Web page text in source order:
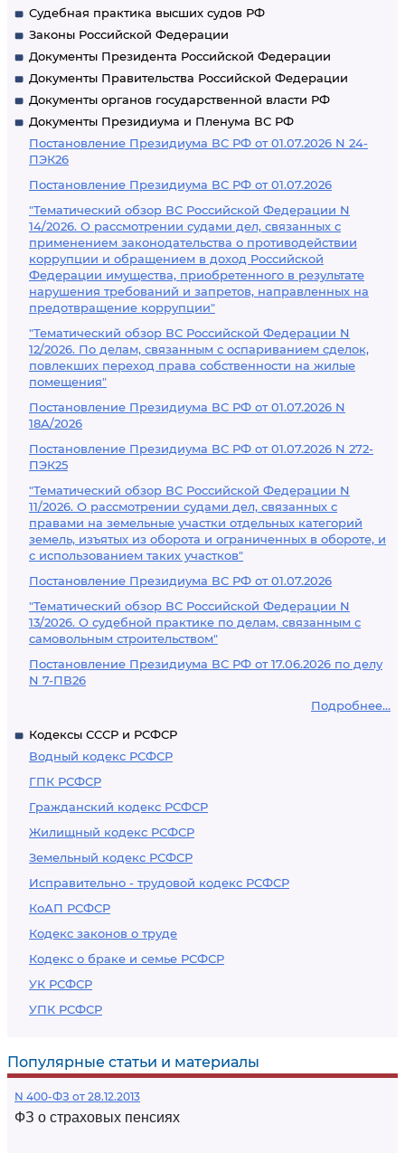
Судебная практика высших судов РФ
Законы Российской Федерации
Документы Президента Российской Федерации
Документы Правительства Российской Федерации
Документы органов государственной власти РФ
Документы Президиума и Пленума ВС РФ
Постановление Президиума ВС РФ от 01.07.2026 N 24-
ПЭК26
Постановление Президиума ВС РФ от 01.07.2026
"Тематический обзор ВС Российской Федерации N
14/2026. О рассмотрении судами дел, связанных с
применением законодательства о противодействии
коррупции и обращением в доход Российской
Федерации имущества, приобретенного в результате
нарушения требований и запретов, направленных на
предотвращение коррупции"
"Тематический обзор ВС Российской Федерации N
12/2026. По делам, связанным с оспариванием сделок,
повлекших переход права собственности на жилые
помещения"
Постановление Президиума ВС РФ от 01.07.2026 N
18А/2026
Постановление Президиума ВС РФ от 01.07.2026 N 272-
ПЭК25
"Тематический обзор ВС Российской Федерации N
11/2026. О рассмотрении судами дел, связанных с
правами на земельные участки отдельных категорий
земель, изъятых из оборота и ограниченных в обороте, и
с использованием таких участков"
Постановление Президиума ВС РФ от 01.07.2026
"Тематический обзор ВС Российской Федерации N
13/2026. О судебной практике по делам, связанным с
самовольным строительством"
Постановление Президиума ВС РФ от 17.06.2026 по делу
N 7-ПВ26
Подробнее...
Кодексы СССР и РСФСР
Водный кодекс РСФСР
ГПК РСФСР
Гражданский кодекс РСФСР
Жилищный кодекс РСФСР
Земельный кодекс РСФСР
Исправительно - трудовой кодекс РСФСР
КоАП РСФСР
Кодекс законов о труде
Кодекс о браке и семье РСФСР
УК РСФСР
УПК РСФСР
Популярные статьи и материалы
N 400-ФЗ от 28.12.2013
ФЗ о страховых пенсиях